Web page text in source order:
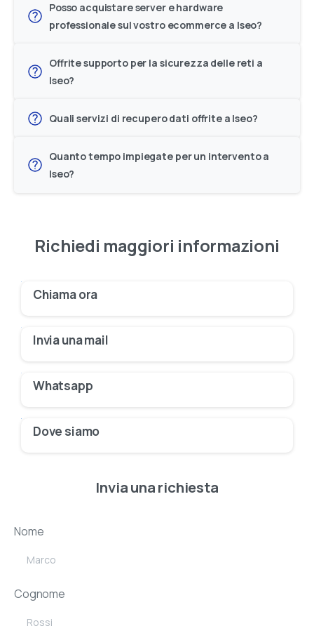
Posso acquistare server e hardware
professionale sul vostro ecommerce a Iseo?
Offrite supporto per la sicurezza delle reti a
Iseo?
Quali servizi di recupero dati offrite a Iseo?
Quanto tempo impiegate per un intervento a
Iseo?
Richiedi maggiori informazioni
Chiama ora
Invia una mail
Whatsapp
Dove siamo
Invia una richiesta
Nome
Cognome